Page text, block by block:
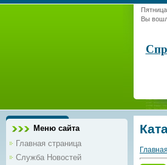
Вы
Меню сайта
Главная страница
Служба Новостей
Главная